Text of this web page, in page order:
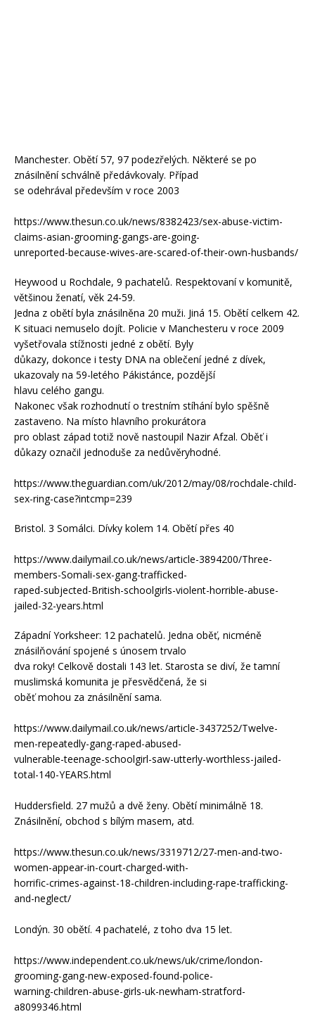
Manchester. Obětí 57, 97 podezřelých. Některé se po
znásilnění schválně předávkovaly. Případ
se odehrával především v roce 2003
https://www.thesun.co.uk/news/8382423/sex-abuse-victim-
claims-asian-grooming-gangs-are-going-
unreported-because-wives-are-scared-of-their-own-husbands/
Heywood u Rochdale, 9 pachatelů. Respektovaní v komunitě,
většinou ženatí, věk 24-59.
Jedna z obětí byla znásilněna 20 muži. Jiná 15. Obětí celkem 42.
K situaci nemuselo dojít. Policie v Manchesteru v roce 2009
vyšetřovala stížnosti jedné z obětí. Byly
důkazy, dokonce i testy DNA na oblečení jedné z dívek,
ukazovaly na 59-letého Pákistánce, pozdější
hlavu celého gangu.
Nakonec však rozhodnutí o trestním stíhání bylo spěšně
zastaveno. Na místo hlavního prokurátora
pro oblast západ totiž nově nastoupil Nazir Afzal. Oběť i
důkazy označil jednoduše za nedůvěryhodné.
https://www.theguardian.com/uk/2012/may/08/rochdale-child-
sex-ring-case?intcmp=239
Bristol. 3 Somálci. Dívky kolem 14. Obětí přes 40
https://www.dailymail.co.uk/news/article-3894200/Three-
members-Somali-sex-gang-trafficked-
raped-subjected-British-schoolgirls-violent-horrible-abuse-
jailed-32-years.html
Západní Yorksheer: 12 pachatelů. Jedna oběť, nicméně
znásilňování spojené s únosem trvalo
dva roky! Celkově dostali 143 let. Starosta se diví, že tamní
muslimská komunita je přesvědčená, že si
oběť mohou za znásilnění sama.
https://www.dailymail.co.uk/news/article-3437252/Twelve-
men-repeatedly-gang-raped-abused-
vulnerable-teenage-schoolgirl-saw-utterly-worthless-jailed-
total-140-YEARS.html
Huddersfield. 27 mužů a dvě ženy. Obětí minimálně 18.
Znásilnění, obchod s bílým masem, atd.
https://www.thesun.co.uk/news/3319712/27-men-and-two-
women-appear-in-court-charged-with-
horrific-crimes-against-18-children-including-rape-trafficking-
and-neglect/
Londýn. 30 obětí. 4 pachatelé, z toho dva 15 let.
https://www.independent.co.uk/news/uk/crime/london-
grooming-gang-new-exposed-found-police-
warning-children-abuse-girls-uk-newham-stratford-
a8099346.html